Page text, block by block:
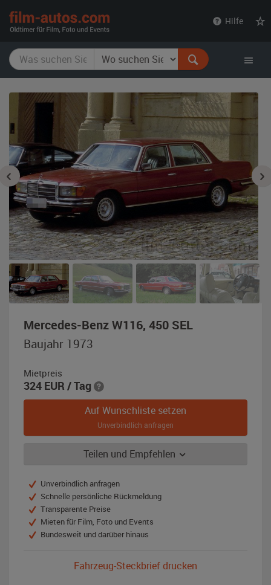
Hilfe
Mercedes-Benz W116, 450 SEL,
Baujahr 1973
Mietpreis
324 EUR / Tag
Auf Wunschliste setzen
Unverbindlich anfragen
Teilen und Empfehlen
Unverbindlich anfragen
Schnelle persönliche Rückmeldung
Transparente Preise
Mieten für Film, Foto und Events
Bundesweit und darüber hinaus
Fahrzeug-Steckbrief drucken